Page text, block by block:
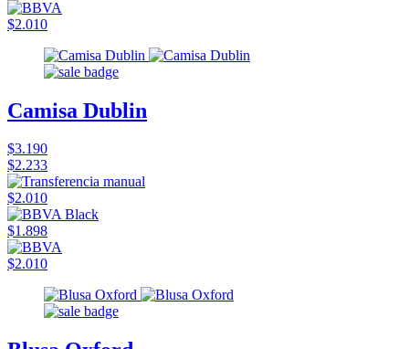
$2.010
Camisa Dublin
$3.190
$2.233
$2.010
$1.898
$2.010